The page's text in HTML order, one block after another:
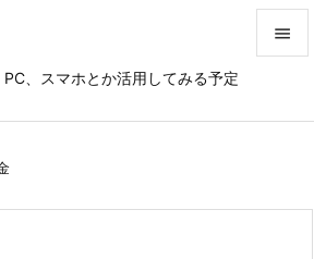
、スマホとか活用してみる予定

前へ